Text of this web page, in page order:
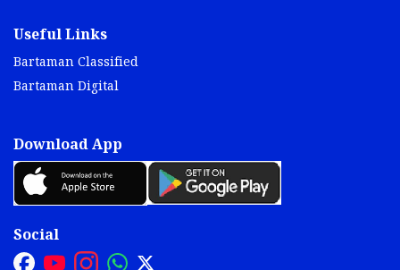
Useful Links
Bartaman Classified
Bartaman Digital
Download App
Social